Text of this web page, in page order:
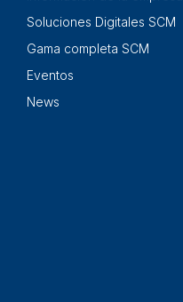
Soluciones Digitales SCM
Gama completa SCM
Eventos
News